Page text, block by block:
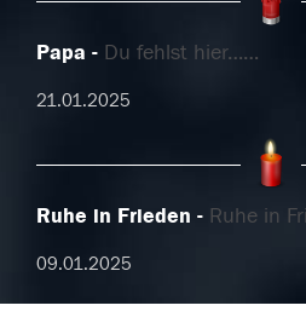
Papa Du fehlst hier……
21.01.2025
Ruhe in Frieden Ruhe in
09.01.2025